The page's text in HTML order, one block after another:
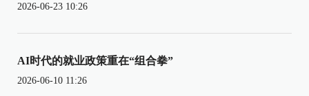
2026-06-23 10:26
AI时代的就业政策重在“组合拳”
2026-06-10 11:26